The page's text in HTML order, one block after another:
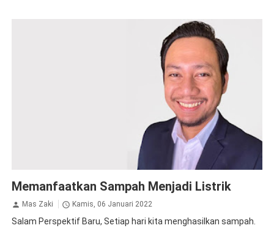
Memanfaatkan Sampah Menjadi Listrik
Mas Zaki Kamis, 06 Januari 2022
Salam Perspektif Baru, Setiap hari kita menghasilkan sampah.